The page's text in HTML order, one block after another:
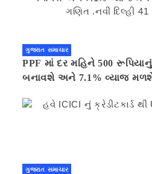
ગુજરાત સમાચાર
PPF માં દર મહિને 500
બનાવશે અને 7.1% વ્યાજ
ગુજરાત સમાચાર